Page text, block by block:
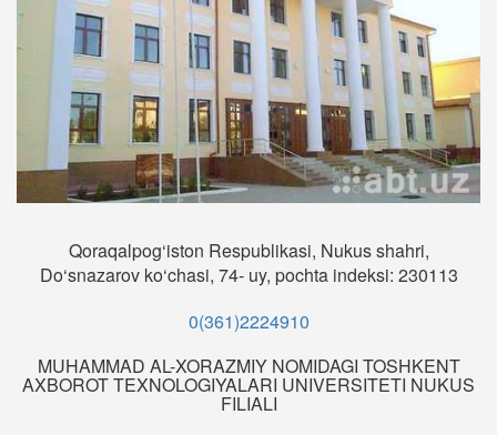
Qoraqalpog‘iston Respublikasi, Nukus shahri,
Do‘snazarov ko‘chasi, 74- uy, pochta indeksi: 230113
0(361)2224910
MUHAMMAD AL-XORAZMIY NOMIDAGI TOSHKENT
AXBOROT TEXNOLOGIYALARI UNIVERSITETI NUKUS
FILIALI